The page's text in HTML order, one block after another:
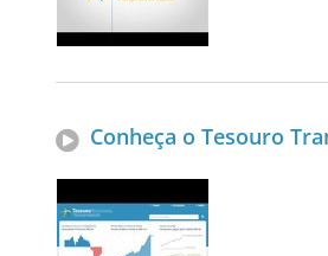
Conheça o Tesouro